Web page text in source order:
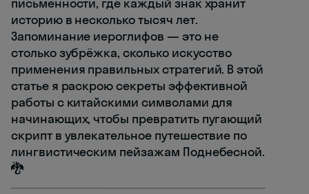
историю в несколько тысяч лет.
Запоминание иероглифов — это не
столько зубрёжка, сколько искусство
применения правильных стратегий. В этой
статье я раскрою секреты эффективной
работы с китайскими символами для
начинающих, чтобы превратить пугающий
скрипт в увлекательное путешествие по
лингвистическим пейзажам Поднебесной.
🐉